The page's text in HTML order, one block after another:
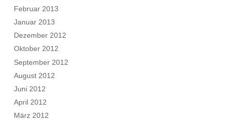
Februar 2013
Januar 2013
Dezember 2012
Oktober 2012
September 2012
August 2012
Juni 2012
April 2012
März 2012